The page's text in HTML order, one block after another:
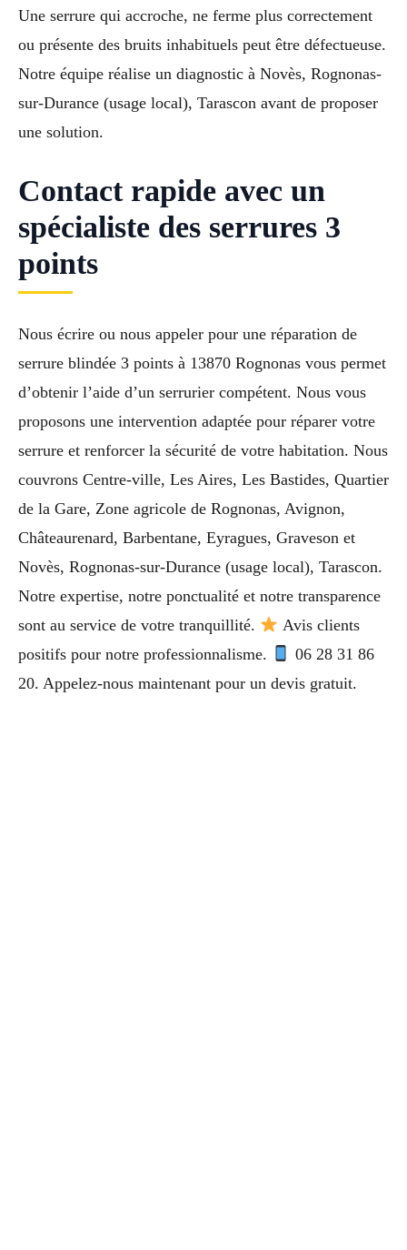
Une serrure qui accroche, ne ferme plus correctement
ou présente des bruits inhabituels peut être défectueuse.
Notre équipe réalise un diagnostic à Novès, Rognonas-
sur-Durance (usage local), Tarascon avant de proposer
une solution.
Contact rapide avec un
spécialiste des serrures 3
points
Nous écrire ou nous appeler pour une réparation de
serrure blindée 3 points à 13870 Rognonas vous permet
d’obtenir l’aide d’un serrurier compétent. Nous vous
proposons une intervention adaptée pour réparer votre
serrure et renforcer la sécurité de votre habitation. Nous
couvrons Centre-ville, Les Aires, Les Bastides, Quartier
de la Gare, Zone agricole de Rognonas, Avignon,
Châteaurenard, Barbentane, Eyragues, Graveson et
Novès, Rognonas-sur-Durance (usage local), Tarascon.
Notre expertise, notre ponctualité et notre transparence
sont au service de votre tranquillité.
Avis clients
positifs pour notre professionnalisme.
06 28 31 86
20. Appelez-nous maintenant pour un devis gratuit.